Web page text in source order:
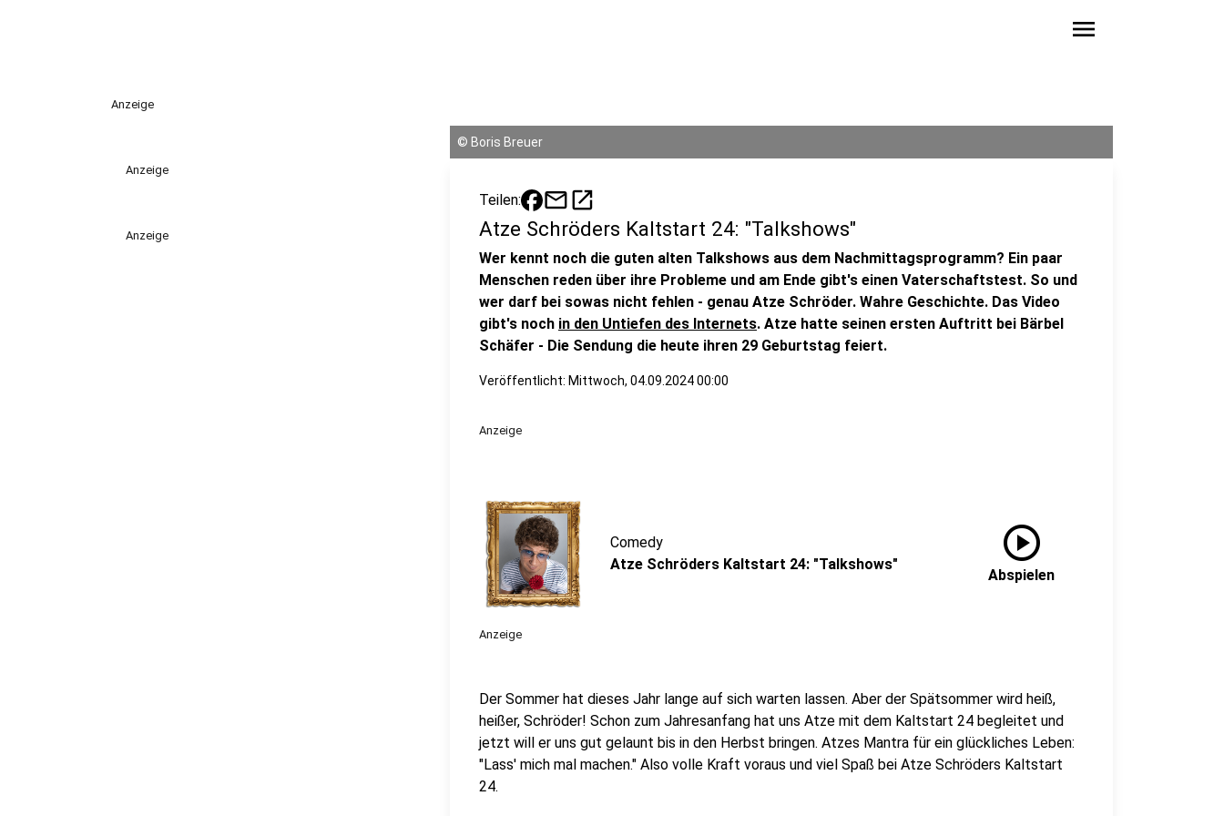
menu
Anzeige
Anzeige
Anzeige
© Boris Breuer
Teilen: mailopen_in_new
Atze Schröders Kaltstart 24: "Talkshows"
Wer kennt noch die guten alten Talkshows aus dem Nachmittagsprogramm? Ein paar
Menschen reden über ihre Probleme und am Ende gibt's einen Vaterschaftstest. So und
wer darf bei sowas nicht fehlen - genau Atze Schröder. Wahre Geschichte. Das Video
gibt's noch in den Untiefen des Internets. Atze hatte seinen ersten Auftritt bei Bärbel
Schäfer - Die Sendung die heute ihren 29 Geburtstag feiert.
Veröffentlicht: Mittwoch, 04.09.2024 00:00
Anzeige
Comedy
Atze Schröders Kaltstart 24: "Talkshows"
play_circle
Abspielen
Anzeige
Der Sommer hat dieses Jahr lange auf sich warten lassen. Aber der Spätsommer wird heiß,
heißer, Schröder! Schon zum Jahresanfang hat uns Atze mit dem Kaltstart 24 begleitet und
jetzt will er uns gut gelaunt bis in den Herbst bringen. Atzes Mantra für ein glückliches Leben:
"Lass' mich mal machen." Also volle Kraft voraus und viel Spaß bei Atze Schröders Kaltstart
24.